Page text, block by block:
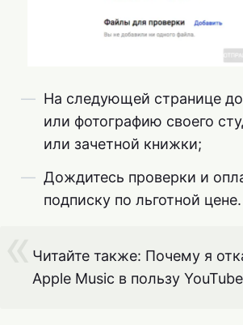
На следующей странице
или фотографию своего
или зачетной книжки;
Дождитесь проверки и
подписку по льготной цене.
Читайте также: Почему я
Apple Music в пользу